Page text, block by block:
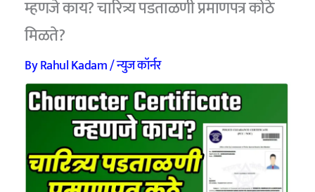
म्हणजे काय? चारित्र्य पडताळणी प्रमाणपत्र कोठे
मिळते?
ByRahul Kadam/न्युज कॉर्नर